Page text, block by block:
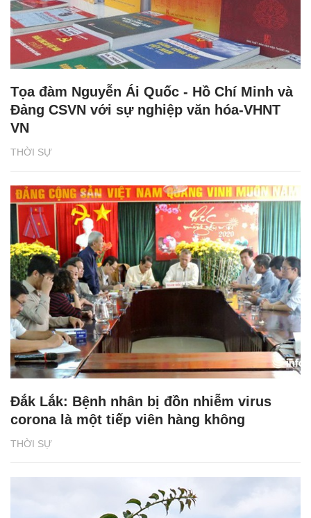
THỜI SỰ
Tọa đàm Nguyễn Ái Quốc - Hồ Chí Minh và
Đảng CSVN với sự nghiệp văn hóa-VHNT
VN
THỜI SỰ
Đắk Lắk: Bệnh nhân bị đồn nhiễm virus
corona là một tiếp viên hàng không